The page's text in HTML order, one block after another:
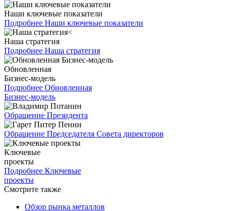
Наши ключевые показатели
Подробнее Наши ключевые показатели
Наша стратегия
Подробнее Наша стратегия
Обновленная
Бизнес-модель
Подробнее Обновленная
Бизнес-модель
Обращение Президента
Обращение Председателя Совета директоров
Ключевые
проекты
Подробнее Ключевые
проекты
Смотрите также
Обзор рынка металлов